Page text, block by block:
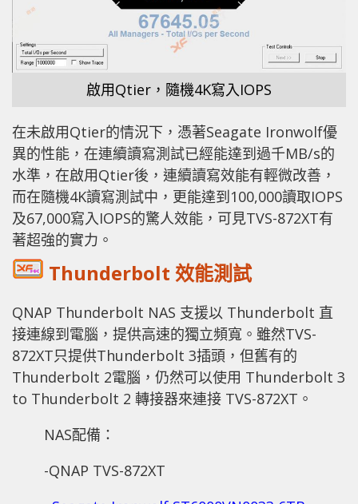
啟用Qtier，隨機4K寫入IOPS
在未啟用Qtier的情況下，憑著Seagate Ironwolf優
異的性能，在連續讀寫測試已經能達到過千MB/s的
水準，在啟用Qtier後，連續讀寫效能有輕微改善，
而在隨機4K讀寫測試中，更能達到100,000讀取IOPS
及67,000寫入IOPS的驚人效能，可見TVS-872XT有
著超強的實力。
Thunderbolt 效能測試
QNAP Thunderbolt NAS 支援以 Thunderbolt 直
接連線到電腦，提供高速的獨立頻寬。雖然TVS-
872XT只提供Thunderbolt 3插頭，但舊有的
Thunderbolt 2電腦，仍然可以使用 Thunderbolt 3
to Thunderbolt 2 轉接器來連接 TVS-872XT。
NAS配備：
-QNAP TVS-872XT